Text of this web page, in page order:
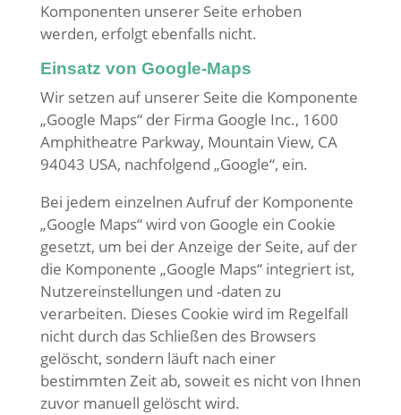
Komponenten unserer Seite erhoben
werden, erfolgt ebenfalls nicht.
Einsatz von Google-Maps
Wir setzen auf unserer Seite die Komponente
„Google Maps“ der Firma Google Inc., 1600
Amphitheatre Parkway, Mountain View, CA
94043 USA, nachfolgend „Google“, ein.
Bei jedem einzelnen Aufruf der Komponente
„Google Maps“ wird von Google ein Cookie
gesetzt, um bei der Anzeige der Seite, auf der
die Komponente „Google Maps“ integriert ist,
Nutzereinstellungen und -daten zu
verarbeiten. Dieses Cookie wird im Regelfall
nicht durch das Schließen des Browsers
gelöscht, sondern läuft nach einer
bestimmten Zeit ab, soweit es nicht von Ihnen
zuvor manuell gelöscht wird.